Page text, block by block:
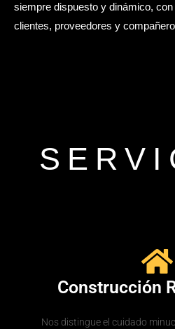
siempre dispuesto y dinámico,
clientes, proveedores y
Construcción
Nos distingue el cuidado